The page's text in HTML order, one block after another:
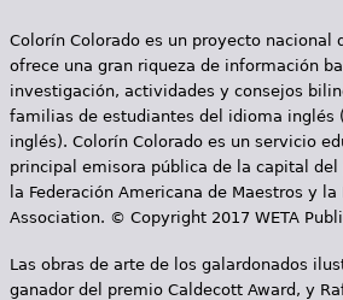
Colorín Colorado es un proyecto nacional
ofrece una gran riqueza de información
investigación, actividades y consejos
familias de estudiantes del idioma inglés
inglés). Colorín Colorado es un servicio
principal emisora pública de la capital
la Federación Americana de Maestros y
Association. © Copyright 2017 WETA
Las obras de arte de los galardonados
ganador del premio Caldecott Award, y